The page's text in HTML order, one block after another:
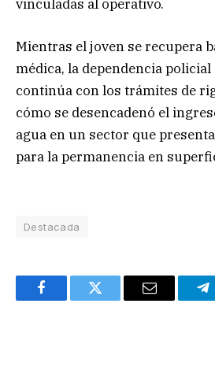
vinculadas al operativo.
Mientras el joven se recupera
médica, la dependencia policial
continúa con los trámites de
cómo se desencadenó el
agua en un sector que
para la permanencia en
Destacada
FacebookTwitter Email